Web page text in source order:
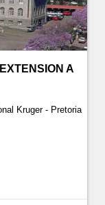
A
Kruger - Pretoria